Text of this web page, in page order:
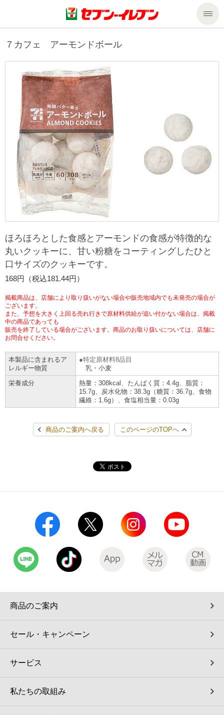
商品のご案内
商品のご案内トップ
今週の新商品
来週の新商品
商品カテゴリ一覧
セブンプレミアム
食の安全・安心への取組み
ギフト
プリペイドカード・金券
ニンテンドー・ダウンロードカード
セール・キャンペーン
サービス
サービストップ
nanacoトップ
マルチコピー機でできること
マルチコピー機でできることトップ
コピー
プリント
スキャン
ファクス
チケット
プリペイドサービス
スポーツ振興くじ
行政サービス
学び・教育
便利なサービス
宅配便
切手・はがき・印紙
セブン銀行ATM
ご利用可能なお支払い方法
スマホプリペイド
レジでApple Accountにチャージ
オンラインフォトサービス
コインランドリー（店舗限定）
自転車シェアリング（店舗限定）
モバイルバッテリーシェアリング（店舗限定）
モバイルWi-Fiバッテリーシェアリング（店舗限定）
荷物預かりサービス「ecbocloakエクボクローク」（店舗限定）
パウダースペース ラブン（店舗限定）
ソフトバンクギフト
チケットサービス
セブンチケット
イープラス
JTB
セブン‐イレブンでお受取り
セブンネットショッピング
企業情報
企業情報トップ
ニュースリリース
ごあいさつ
企業理念
会社概要
貸借対照表・損益計算書
沿革
国内店舗数
売上高、店舗数推移
セブン‐イレブンの海外事業
データで見るセブン‐イレブン
セブン‐イレブンの「商品力」
セブン-イレブンの横顔
セブン-イレブンの歴史
私たちの取組み
サステナビリティ
サステナビリティトップ
セブン＆アイ・ホールディングスの重点課題
サステナビリティ活動基本方針
サステナビリティ推進体制
GREEN CHALLENGE 2050
4VISIONS
サステナビリティニュース
サステナビリティレポート
報告書ライブラリー
加盟店オーナー募集 物件募集・購入
アルバイト情報
店舗検索
お問い合わせ
Language
English (Corporate)
English (Services)
简体中文(服务)
한국어(서비스)
７カフェ アーモンドボール
ほろほろとした食感とアーモンドの食感が特徴的な
丸いクッキーに、甘い粉糖をコーティングしたひと
口サイズのクッキーです。
168円（税込181.44円）
掲載商品は、店舗により取り扱いがない場合や販売地域内でも未発売の場合が
ございます。
また、予想を大きく上回る売れ行きで原材料供給が追い付かない場合は、掲載
中の商品であっても
販売を終了している場合がございます。商品のお取り扱いについては、店舗に
お問合せください。
本製品に含まれるア
レルギー物質
特定原材料8品目
乳・小麦
栄養成分
熱量：308kcal、たんぱく質：4.4g、脂質：
15.7g、炭水化物：38.3g（糖質：36.7g、食物
繊維：1.6g）、食塩相当量：0.03g
商品のご案内へ戻る このページのTOPへ
商品のご案内
セール・キャンペーン
サービス
私たちの取組み